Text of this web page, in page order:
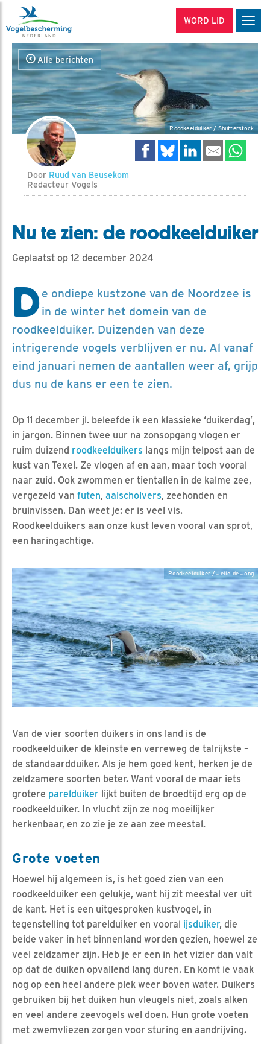
WORD LID
Alle berichten
Roodkeelduiker / Shutterstock
Door Ruud van Beusekom
Redacteur Vogels
Nu te zien: de roodkeelduiker
Geplaatst op 12 december 2024
De ondiepe kustzone van de Noordzee is
in de winter het domein van de
roodkeelduiker. Duizenden van deze
intrigerende vogels verblijven er nu. Al vanaf
eind januari nemen de aantallen weer af, grijp
dus nu de kans er een te zien.
Op 11 december jl. beleefde ik een klassieke ‘duikerdag’,
in jargon. Binnen twee uur na zonsopgang vlogen er
ruim duizend roodkeelduikers langs mijn telpost aan de
kust van Texel. Ze vlogen af en aan, maar toch vooral
naar zuid. Ook zwommen er tientallen in de kalme zee,
vergezeld van futen, aalscholvers, zeehonden en
bruinvissen. Dan weet je: er is veel vis.
Roodkeelduikers aan onze kust leven vooral van sprot,
een haringachtige.
Roodkeelduiker / Jelle de Jong
Van de vier soorten duikers in ons land is de
roodkeelduiker de kleinste en verreweg de talrijkste –
de standaardduiker. Als je hem goed kent, herken je de
zeldzamere soorten beter. Want vooral de maar iets
grotere parelduiker lijkt buiten de broedtijd erg op de
roodkeelduiker. In vlucht zijn ze nog moeilijker
herkenbaar, en zo zie je ze aan zee meestal.
Grote voeten
Hoewel hij algemeen is, is het goed zien van een
roodkeelduiker een gelukje, want hij zit meestal ver uit
de kant. Het is een uitgesproken kustvogel, in
tegenstelling tot parelduiker en vooral ijsduiker, die
beide vaker in het binnenland worden gezien, hoewel ze
veel zeldzamer zijn. Heb je er een in het vizier dan valt
op dat de duiken opvallend lang duren. En komt ie vaak
nog op een heel andere plek weer boven water. Duikers
gebruiken bij het duiken hun vleugels niet, zoals alken
en veel andere zeevogels wel doen. Hun grote voeten
met zwemvliezen zorgen voor sturing en aandrijving.